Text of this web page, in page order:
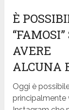
È
AVERE
ALCUNA
Oggi è
principalmente